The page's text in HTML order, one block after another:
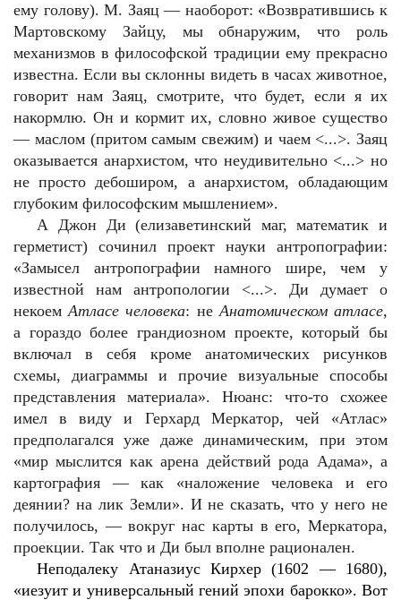
ему голову). М. Заяц — наоборот: «Возвратившись к
Мартовскому Зайцу, мы обнаружим, что роль
механизмов в философской традиции ему прекрасно
известна. Если вы склонны видеть в часах животное,
говорит нам Заяц, смотрите, что будет, если я их
накормлю. Он и кормит их, словно живое существо
— маслом (притом самым свежим) и чаем <...>. Заяц
оказывается анархистом, что неудивительно <...> но
не просто дебоширом, а анархистом, обладающим
глубоким философским мышлением».
А Джон Ди (елизаветинский маг, математик и
герметист) сочинил проект науки антропографии:
«Замысел антропографии намного шире, чем у
известной нам антропологии <...>. Ди думает о
некоемАтласе человека: неАнатомическом атласе,
а гораздо более грандиозном проекте, который бы
включал в себя кроме анатомических рисунков
схемы, диаграммы и прочие визуальные способы
представления материала». Нюанс: что-то схожее
имел в виду и Герхард Меркатор, чей «Атлас»
предполагался уже даже динамическим, при этом
«мир мыслится как арена действий рода Адама», а
картография — как «наложение человека и его
деянии? на лик Земли». И не сказать, что у него не
получилось, — вокруг нас карты в его, Меркатора,
проекции. Так что и Ди был вполне рационален.
Неподалеку Атаназиус Кирхер (1602 — 1680),
«иезуит и универсальный гений эпохи барокко». Вот